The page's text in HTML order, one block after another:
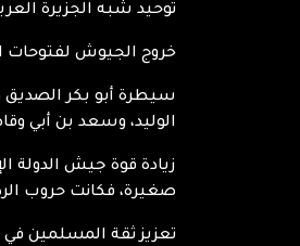
توحيد شبه الجزيرة
خروج الجيوش لفتوحات
سيطرة أبو بكر الصديق
الوليد، وسعد بن أبي
زيادة قوة جيش الدولة
صغيرة، فكانت حروب
تعزيز ثقة المسلمين في